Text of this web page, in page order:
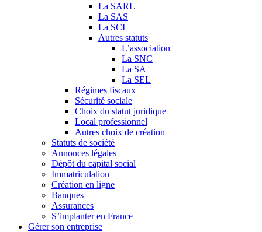
La SARL
La SAS
La SCI
Autres statuts
L’association
La SNC
La SA
La SEL
Régimes fiscaux
Sécurité sociale
Choix du statut juridique
Local professionnel
Autres choix de création
Statuts de société
Annonces légales
Dépôt du capital social
Immatriculation
Création en ligne
Banques
Assurances
S’implanter en France
Gérer son entreprise